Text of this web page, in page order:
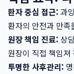
환자 중심 접근: 과
환자의 안전과 만
원장 책임 진료: 상
원장이 직접 책임져
투명한 사후관리: